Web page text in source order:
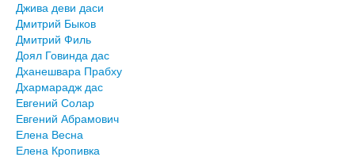
Джива деви даси
Дмитрий Быков
Дмитрий Филь
Доял Говинда дас
Дханешвара Прабху
Дхармарадж дас
Евгений Солар
Евгений Абрамович
Елена Весна
Елена Кропивка